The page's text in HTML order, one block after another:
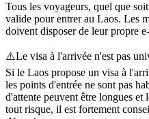
Tous les voyageurs, quel que
valide pour entrer au Laos. Les
doivent disposer de leur propre
⚠️Le visa à l'arrivée n'est pas
Si le Laos propose un visa à
les points d'entrée ne sont pas
d'attente peuvent être longues
tout risque, il est fortement